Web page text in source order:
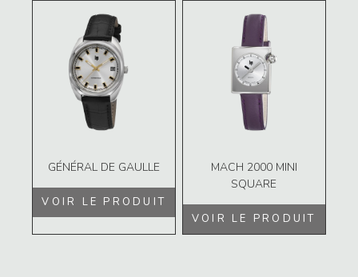
GÉNÉRAL DE GAULLE
VOIR LE PRODUIT
MACH 2000 MINI
SQUARE
VOIR LE PRODUIT